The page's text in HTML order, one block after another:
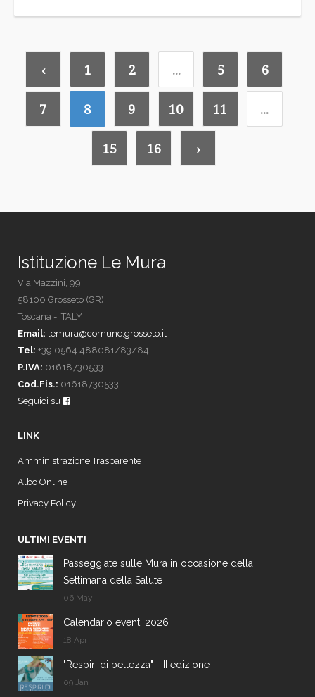
‹ 1 2 ... 5 6
7 8 9 10 11 ...
15 16 ›
Istituzione Le Mura
Via Mazzini, 99
58100 Grosseto (GR)
Toscana - ITALY
Email: lemura@comune.grosseto.it
Tel: +39 0564 488081/83/84
P.IVA: 01618730533
Cod.Fis.: 01618730533
Seguici su
LINK
Amministrazione Trasparente
Albo Online
Privacy Policy
ULTIMI EVENTI
Passeggiate sulle Mura in occasione della
Settimana della Salute
06 May
Calendario eventi 2026
18 Apr
"Respiri di bellezza" - II edizione
09 Jan